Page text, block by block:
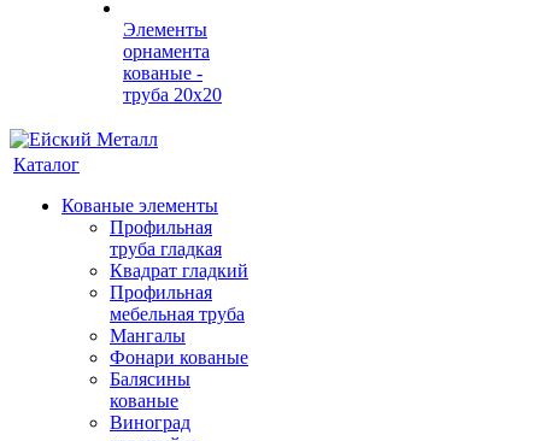
Элементы
орнамента
кованые -
труба 20х20
Каталог
Кованые элементы
Профильная
труба гладкая
Квадрат гладкий
Профильная
мебельная труба
Мангалы
Фонари кованые
Балясины
кованые
Виноград